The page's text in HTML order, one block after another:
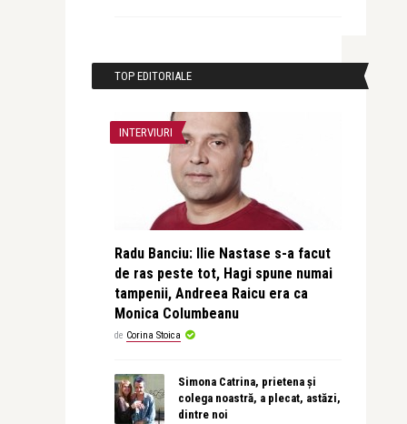
TOP EDITORIALE
INTERVIURI
Radu Banciu: Ilie Nastase s-a facut
de ras peste tot, Hagi spune numai
tampenii, Andreea Raicu era ca
Monica Columbeanu
de Corina Stoica
Simona Catrina, prietena și
colega noastră, a plecat, astăzi,
dintre noi